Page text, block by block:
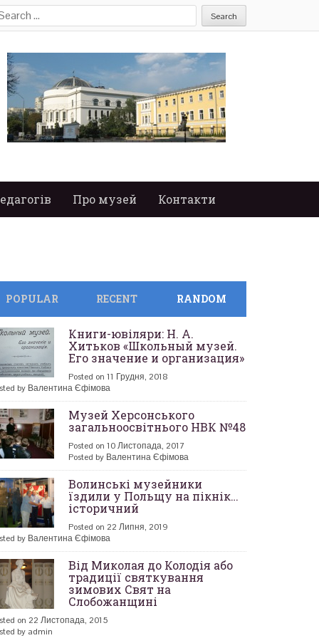
Про музей Контакти
POPULAR RECENT RANDOM
Книги-ювіляри: Н. А.
Хитьков «Школьный музей.
Его значение и организация»
Posted on 11 Грудня, 2018
by Валентина Єфімова
Музей Херсонського
загальноосвітнього НВК №48
Posted on 10 Листопада, 2017
Posted by Валентина Єфімова
Волинські музейники
їздили у Польщу на пікнік…
історичний
Posted on 22 Липня, 2019
by Валентина Єфімова
Від Миколая до Колодія або
традиції святкування
зимових Свят на
Слобожанщині
on 22 Листопада, 2015
by admin